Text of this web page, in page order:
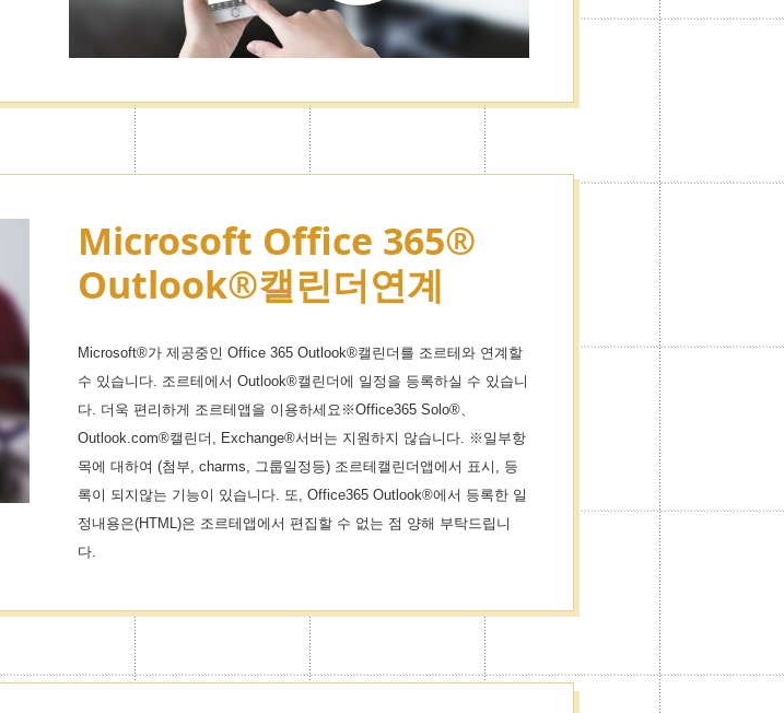
Microsoft Office 365®
Outlook®캘린더연계
Microsoft®가 제공중인 Office 365 Outlook®캘린더를 조르테와 연계할
수 있습니다. 조르테에서 Outlook®캘린더에 일정을 등록하실 수 있습니
다. 더욱 편리하게 조르테앱을 이용하세요※Office365 Solo®、
Outlook.com®캘린더, Exchange®서버는 지원하지 않습니다. ※일부항
목에 대하여 (첨부, charms, 그룹일정등) 조르테캘린더앱에서 표시, 등
록이 되지않는 기능이 있습니다. 또, Office365 Outlook®에서 등록한 일
정내용은(HTML)은 조르테앱에서 편집할 수 없는 점 양해 부탁드립니
다.